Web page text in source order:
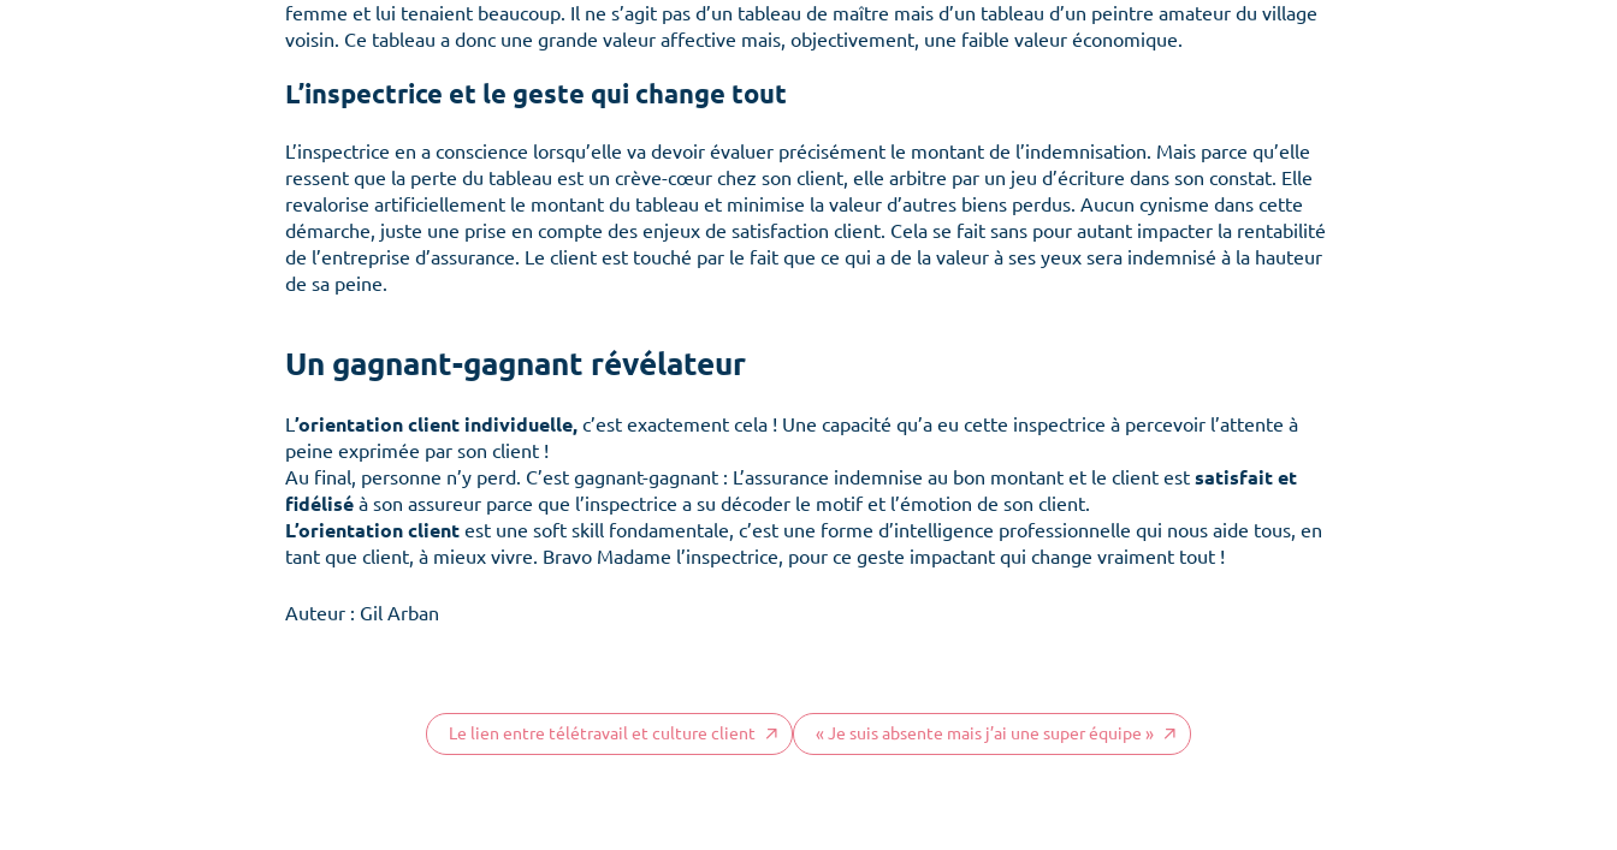
Menu
Accueil
Culture client
Notre ADN
Nos offres
Embarquer Prendre conscience
Contactez-nous
femme et lui tenaient beaucoup. Il ne s’agit pas d’un tableau de maître mais d’un tableau d’un peintre amateur du village
voisin. Ce tableau a donc une grande valeur affective mais, objectivement, une faible valeur économique.
L’inspectrice et le geste qui change tout
L’inspectrice en a conscience lorsqu’elle va devoir évaluer précisément le montant de l’indemnisation. Mais parce qu’elle
ressent que la perte du tableau est un crève-cœur chez son client, elle arbitre par un jeu d’écriture dans son constat. Elle
revalorise artificiellement le montant du tableau et minimise la valeur d’autres biens perdus. Aucun cynisme dans cette
démarche, juste une prise en compte des enjeux de satisfaction client. Cela se fait sans pour autant impacter la rentabilité
de l’entreprise d’assurance. Le client est touché par le fait que ce qui a de la valeur à ses yeux sera indemnisé à la hauteur
de sa peine.
Un gagnant-gagnant révélateur
L ’orientation client individuelle, c’est exactement cela ! Une capacité qu’a eu cette inspectrice à percevoir l’attente à
peine exprimée par son client !
Au final, personne n’y perd. C’est gagnant-gagnant : L’assurance indemnise au bon montant et le client est satisfait et
fidélisé à son assureur parce que l’inspectrice a su décoder le motif et l’émotion de son client.
L’orientation client est une soft skill fondamentale, c’est une forme d’intelligence professionnelle qui nous aide tous, en
tant que client, à mieux vivre. Bravo Madame l’inspectrice, pour ce geste impactant qui change vraiment tout !
Auteur : Gil Arban
Le lien entre télétravail et culture client « Je suis absente mais j’ai une super équipe »